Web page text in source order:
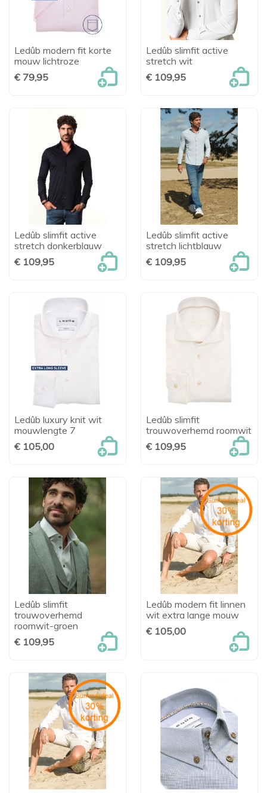
Ledûb modern fit korte
mouw lichtroze
€ 79,95
Ledûb slimfit active
stretch wit
€ 109,95
Ledûb slimfit active
stretch donkerblauw
€ 109,95
Ledûb slimfit active
stretch lichtblauw
€ 109,95
Ledûb luxury knit wit
mouwlengte 7
€ 105,00
Ledûb slimfit
trouwoverhemd roomwit
€ 109,95
Ledûb slimfit
trouwoverhemd
roomwit-groen
€ 109,95
Ledûb modern fit linnen
wit extra lange mouw
€ 105,00